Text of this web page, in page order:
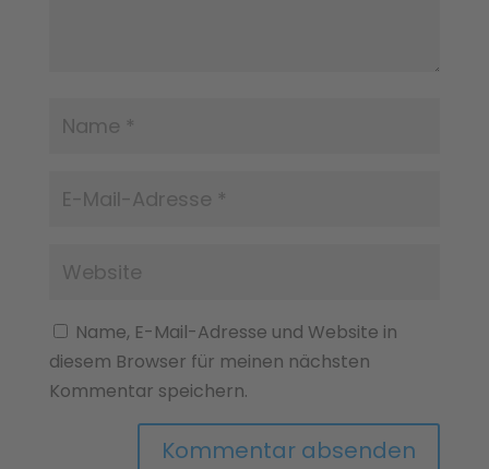
Name, E-Mail-Adresse und Website in
diesem Browser für meinen nächsten
Kommentar speichern.